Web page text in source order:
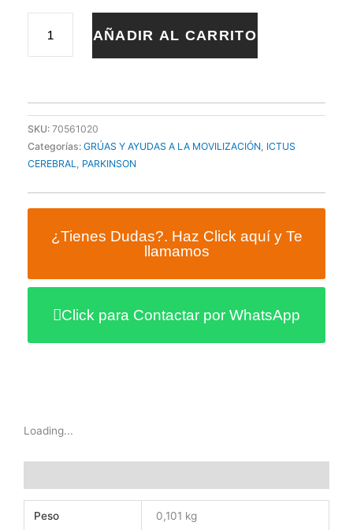
GIRATORIO
EN
PARA
COCHES
cantidad
AÑADIR AL CARRITO
SKU: 70561020
Categorías: GRÚAS Y AYUDAS A LA MOVILIZACIÓN, ICTUS
CEREBRAL, PARKINSON
¿Tienes Dudas?. Haz Click aquí y Te
llamamos
Click para Contactar por WhatsApp
Loading...
Peso 0,101 kg